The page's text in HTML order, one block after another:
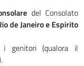
del Consolato
de Janeiro e Espirito
genitori (qualora il